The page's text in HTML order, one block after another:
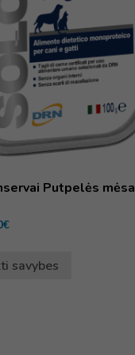
Putpelės mėsa
€
savybes